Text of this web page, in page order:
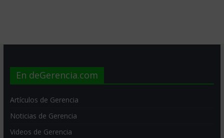
En deGerencia.com
Artículos de Gerencia
Noticias de Gerencia
Videos de Gerencia